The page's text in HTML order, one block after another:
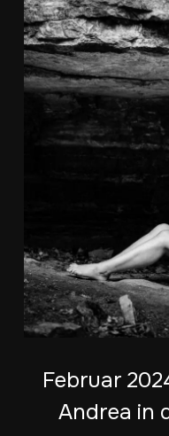
Februar
Andrea in